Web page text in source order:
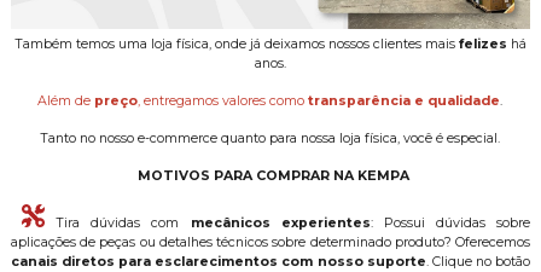
Também temos uma loja física, onde já deixamos nossos clientes mais felizes há
anos.
Além de preço, entregamos valores comotransparência e qualidade.
Tanto no nosso e-commerce quanto para nossa loja física, você é especial.
MOTIVOS PARA COMPRAR NA KEMPA
Tira dúvidas com mecânicos experientes: Possui dúvidas sobre
aplicações de peças ou detalhes técnicos sobre determinado produto? Oferecemos
canais diretos para esclarecimentos com nosso suporte. Clique no botão